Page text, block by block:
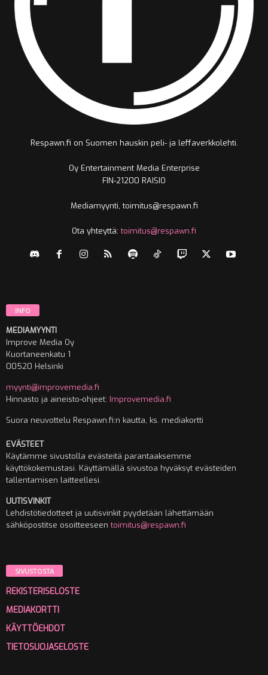
Respawn.fi on Suomen hauskin peli- ja leffaverkkolehti.
Oy Entertainment Media Enterprise
FIN-21200 RAISIO
Mediamyynti, toimitus@respawn.fi
Ota yhteyttä:toimitus@respawn.fi
INFO
MEDIAMYYNTI
Improve Media Oy
Kuortaneenkatu 1
00520 Helsinki
myynti@improvemedia.fi
Hinnasto ja aineisto-ohjeet: Improvemedia.fi
Suora neuvottelu Respawn.fi:n kautta, ks. mediakortti
EVÄSTEET
Käytämme sivustolla evästeitä parantaaksemme
käyttökokemustasi. Käyttämällä sivustoa hyväksyt evästeiden
tallentamisen laitteellesi.
UUTISVINKIT
Lehdistötiedotteet ja uutisvinkit pyydetään lähettämään
sähköpostitse osoitteeseentoimitus@respawn.fi
SIVUSTOSTA
REKISTERISELOSTE
MEDIAKORTTI
KÄYTTÖEHDOT
TIETOSUOJASELOSTE